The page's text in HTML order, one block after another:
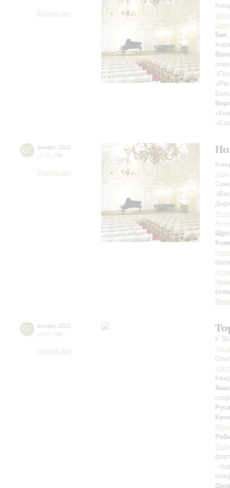
Малый зал
Бах
07 января 2022
15:00 Пт
Малый зал
07 января 2022
19:00 Пт
Малый зал
К
-